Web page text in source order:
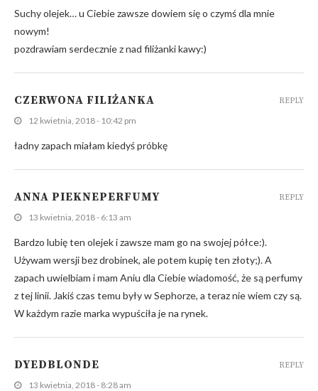
Suchy olejek… u Ciebie zawsze dowiem się o czymś dla mnie
nowym!
pozdrawiam serdecznie z nad filiżanki kawy:)
CZERWONA FILIŻANKA
12 kwietnia, 2018 - 10:42 pm
ładny zapach miałam kiedyś próbkę
REPLY
ANNA PIEKNEPERFUMY
13 kwietnia, 2018 - 6:13 am
Bardzo lubię ten olejek i zawsze mam go na swojej półce:).
Używam wersji bez drobinek, ale potem kupię ten złoty;). A
zapach uwielbiam i mam Aniu dla Ciebie wiadomość, że są perfumy
z tej linii. Jakiś czas temu były w Sephorze, a teraz nie wiem czy są.
W każdym razie marka wypuściła je na rynek.
REPLY
DYEDBLONDE
13 kwietnia, 2018 - 8:28 am
REPLY